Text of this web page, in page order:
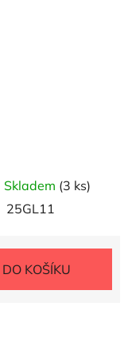
Skladem (3 ks)
25GL11
DO KOŠÍKU